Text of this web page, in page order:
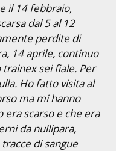
il 14 febbraio,
dal 5 al 12
perdite di
14 aprile, continuo
sei fiale. Per
Ho fatto visita al
ma mi hanno
scarso e che era
da nullipara,
di sangue